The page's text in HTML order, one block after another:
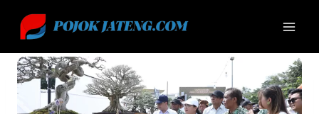
content